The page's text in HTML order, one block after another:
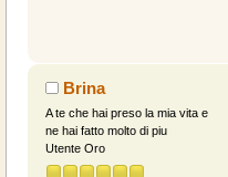
Brina
A te che hai preso la mia vita e
ne hai fatto molto di piu
Utente Oro